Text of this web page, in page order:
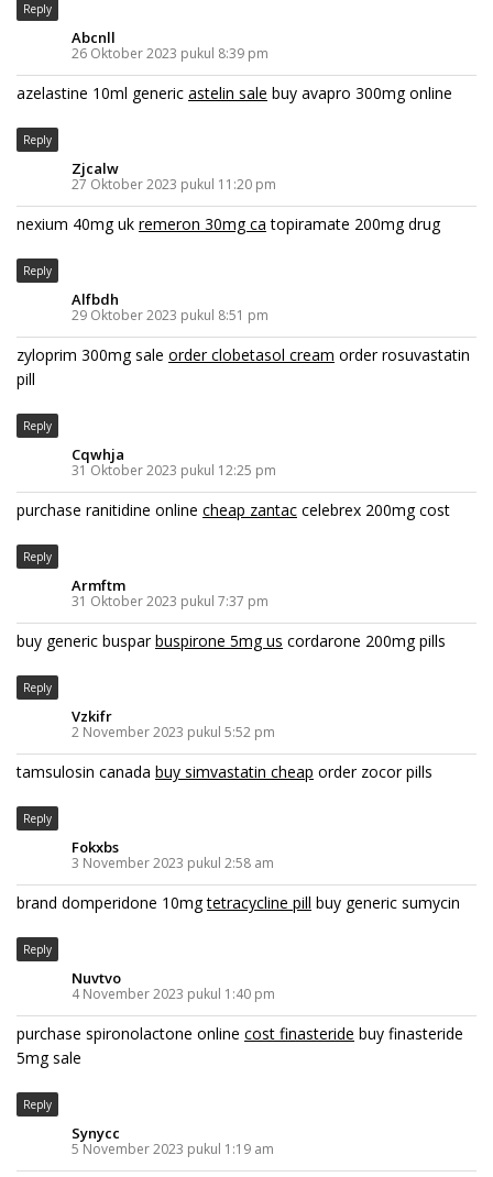
Reply
Abcnll
26 Oktober 2023 pukul 8:39 pm
azelastine 10ml generic astelin sale buy avapro 300mg online
Reply
Zjcalw
27 Oktober 2023 pukul 11:20 pm
nexium 40mg uk remeron 30mg ca topiramate 200mg drug
Reply
Alfbdh
29 Oktober 2023 pukul 8:51 pm
zyloprim 300mg sale order clobetasol cream order rosuvastatin
pill
Reply
Cqwhja
31 Oktober 2023 pukul 12:25 pm
purchase ranitidine online cheap zantac celebrex 200mg cost
Reply
Armftm
31 Oktober 2023 pukul 7:37 pm
buy generic busparbuspirone 5mg us cordarone 200mg pills
Reply
Vzkifr
2 November 2023 pukul 5:52 pm
tamsulosin canada buy simvastatin cheap order zocor pills
Reply
Fokxbs
3 November 2023 pukul 2:58 am
brand domperidone 10mgtetracycline pill buy generic sumycin
Reply
Nuvtvo
4 November 2023 pukul 1:40 pm
purchase spironolactone online cost finasteride buy finasteride
5mg sale
Reply
Synycc
5 November 2023 pukul 1:19 am